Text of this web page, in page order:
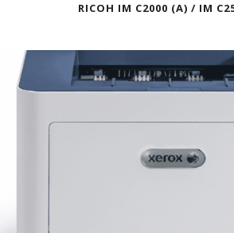
RICOH IM C2000 (A) / IM